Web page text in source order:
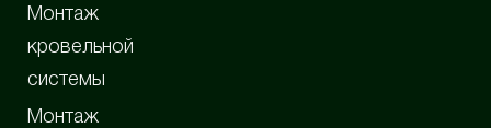
Монтаж
кровельной
системы
Монтаж